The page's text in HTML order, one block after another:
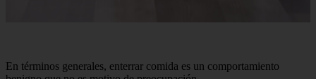
En términos generales, enterrar comida es un comportamiento